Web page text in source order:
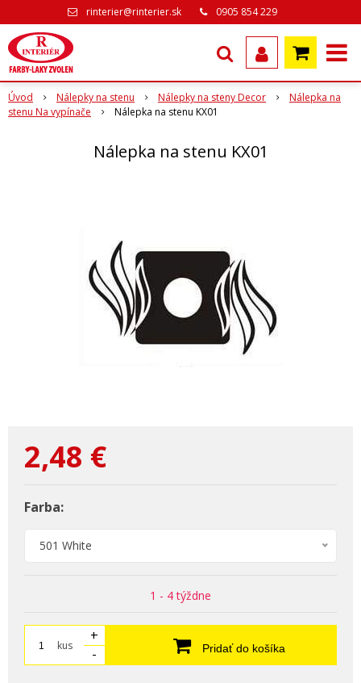
rinterier@rinterier.sk 0905 854 229
Úvod Nálepky na stenu Nálepky na steny Decor
Nálepka na
stenu Na vypínače
Nálepka na stenu KX01
Nálepka na stenu KX01
2,48 €
Farba:
501 White
1 - 4 týždne
kus
+
-
Pridať do košíka